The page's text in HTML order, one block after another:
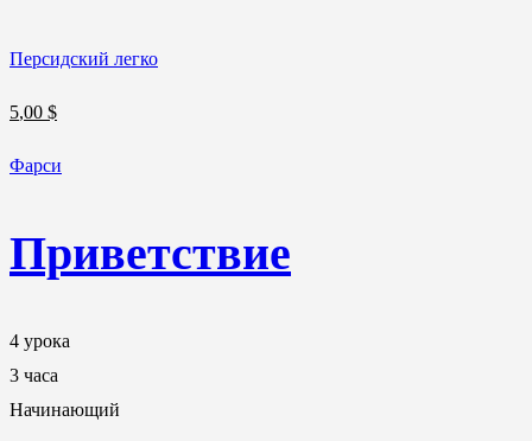
Персидский легко
5,00 $
Фарси
Приветствие
4 урока
3 часа
Начинающий